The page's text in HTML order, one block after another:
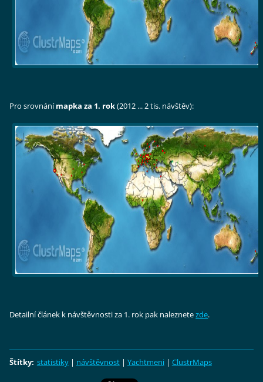
Pro srovnánímapka za 1. rok(2012 ... 2 tis. návštěv):
Detailní článek k návštěvnosti za 1. rok pak naleznetezde.
Štítky: statistiky | návštěvnost | Yachtmeni | ClustrMaps